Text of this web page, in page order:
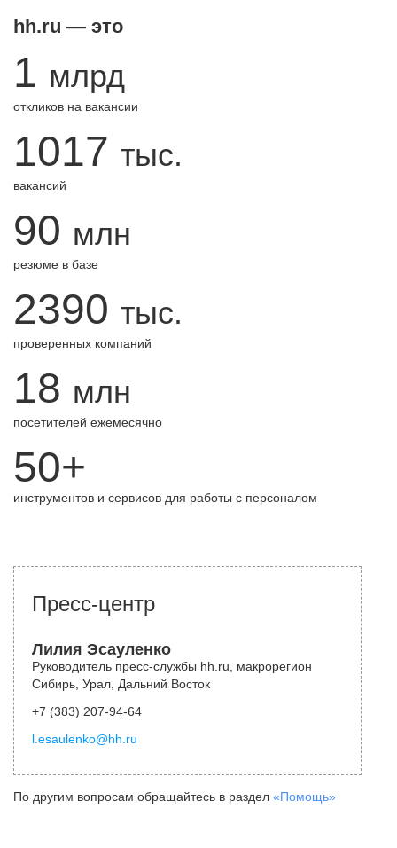
hh.ru — это
1 млрд
откликов на вакансии
1017 тыс.
вакансий
90 млн
резюме в базе
2390 тыс.
проверенных компаний
18 млн
посетителей ежемесячно
50+
инструментов и сервисов для работы с персоналом
Пресс-центр
Лилия Эсауленко
Руководитель пресс-службы hh.ru, макрорегион
Сибирь, Урал, Дальний Восток
+7 (383) 207-94-64
l.esaulenko@hh.ru
По другим вопросам обращайтесь в раздел «Помощь»